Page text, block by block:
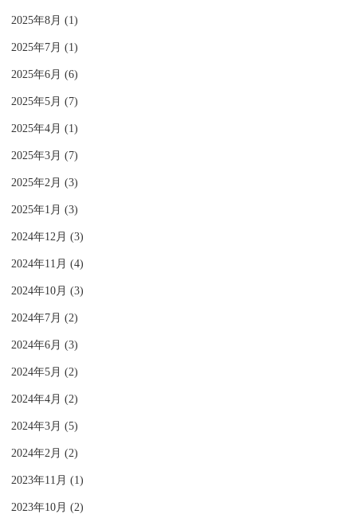
2025年8月 (1)
2025年7月 (1)
2025年6月 (6)
2025年5月 (7)
2025年4月 (1)
2025年3月 (7)
2025年2月 (3)
2025年1月 (3)
2024年12月 (3)
2024年11月 (4)
2024年10月 (3)
2024年7月 (2)
2024年6月 (3)
2024年5月 (2)
2024年4月 (2)
2024年3月 (5)
2024年2月 (2)
2023年11月 (1)
2023年10月 (2)